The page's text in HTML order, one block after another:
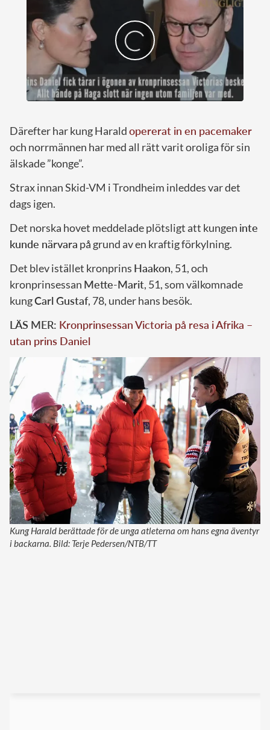
Därefter har kung Haraldopererat in en pacemaker
och norrmännen har med all rätt varit oroliga för sin
älskade ”konge”.
Strax innan Skid-VM i Trondheim inleddes var det
dags igen.
Det norska hovet meddelade plötsligt att kungen inte
kunde närvara på grund av en kraftig förkylning.
Det blev istället kronprins Haakon, 51, och
kronprinsessan Mette-Marit, 51, som välkomnade
kungCarl Gustaf, 78, under hans besök.
LÄS MER: Kronprinsessan Victoria på resa i Afrika –
utan prins Daniel
Kung Harald berättade för de unga atleterna om hans egna äventyr
i backarna. Bild: Terje Pedersen/NTB/TT